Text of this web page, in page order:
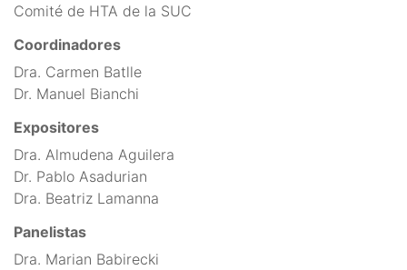
Comité de HTA de la SUC
Coordinadores
Dra. Carmen Batlle
Dr. Manuel Bianchi
Expositores
Dra. Almudena Aguilera
Dr. Pablo Asadurian
Dra. Beatriz Lamanna
Panelistas
Dra. Marian Babirecki